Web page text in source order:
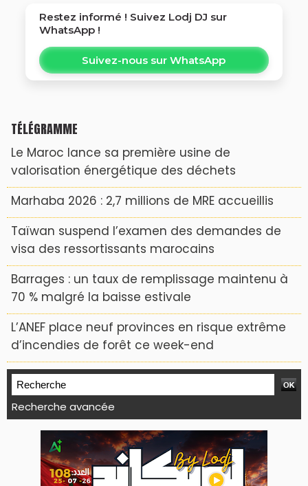
Restez informé ! Suivez Lodj DJ sur
WhatsApp !
Suivez-nous sur WhatsApp
TÉLÉGRAMME
Le Maroc lance sa première usine de
valorisation énergétique des déchets
Marhaba 2026 : 2,7 millions de MRE accueillis
Taïwan suspend l’examen des demandes de
visa des ressortissants marocains
Barrages : un taux de remplissage maintenu à
70 % malgré la baisse estivale
L’ANEF place neuf provinces en risque extrême
d’incendies de forêt ce week-end
Recherche avancée